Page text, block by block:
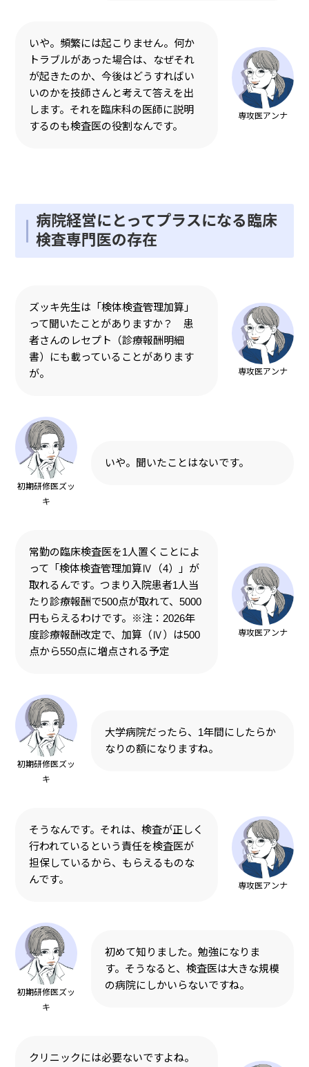
専攻医アンナ
いや。頻繁には起こりません。何か
トラブルがあった場合は、なぜそれ
が起きたのか、今後はどうすればい
いのかを技師さんと考えて答えを出
します。それを臨床科の医師に説明
するのも検査医の役割なんです。
病院経営にとってプラスになる臨床
検査専門医の存在
専攻医アンナ
ズッキ先生は「検体検査管理加算」
って聞いたことがありますか？ 患
者さんのレセプト（診療報酬明細
書）にも載っていることがあります
が。
初期研修医ズッ
キ
いや。聞いたことはないです。
専攻医アンナ
常勤の臨床検査医を1人置くことによ
って「検体検査管理加算Ⅳ（4）」が
取れるんです。つまり入院患者1人当
たり診療報酬で500点が取れて、5000
円もらえるわけです。※注：2026年
度診療報酬改定で、加算（Ⅳ）は500
点から550点に増点される予定
初期研修医ズッ
キ
大学病院だったら、1年間にしたらか
なりの額になりますね。
専攻医アンナ
そうなんです。それは、検査が正しく
行われているという責任を検査医が
担保しているから、もらえるものな
んです。
初期研修医ズッ
キ
初めて知りました。勉強になりま
す。そうなると、検査医は大きな規模
の病院にしかいらないですね。
クリニックには必要ないですよね。